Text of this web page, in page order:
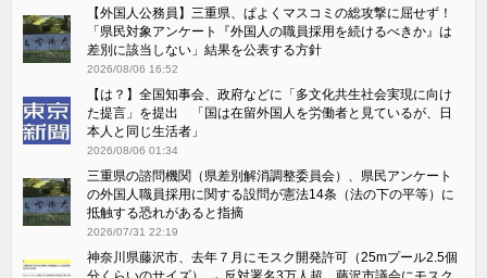
【外国人公務員】三重県、ぱよくマスコミの総攻撃に屈せず！
「県民対象アンケート『外国人の職員採用を続けるべきか』は
差別に該当しない」結果を公表する方針
2026/08/06 16:52
【は？】全国知事会、政府などに「多文化共生社会実現に向け
た提言」を提出 「国は在留外国人を労働者と見ているが、日
本人と同じ生活者」
2026/08/06 01:34
三重県の諮問機関（県差別解消調整委員会）、県民アンケート
の外国人職員採用に関する設問が憲法14条（法の下の平等）に
抵触する恐れがあると指摘
2026/07/31 22:19
神奈川県藤沢市、去年７月にモスク開発許可（25mプール2.5個